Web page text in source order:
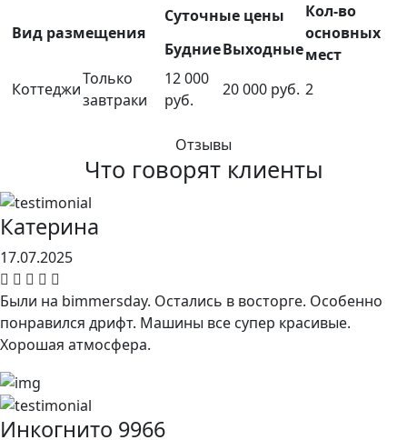
Вид размещения
Суточные цены
Кол-во
основных
мест
БудниеВыходные
Коттеджи
Только
завтраки
12 000
руб.
20 000 руб. 2
Отзывы
Что говорят клиенты
Катерина
17.07.2025
Были на bimmersday. Остались в восторге. Особенно
понравился дрифт. Машины все супер красивые.
Хорошая атмосфера.
Инкогнито 9966